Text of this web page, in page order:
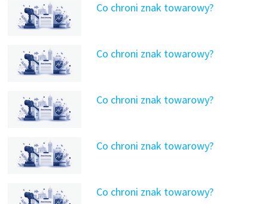
Co chroni znak towarowy?
Co chroni znak towarowy?
Co chroni znak towarowy?
Co chroni znak towarowy?
Co chroni znak towarowy?